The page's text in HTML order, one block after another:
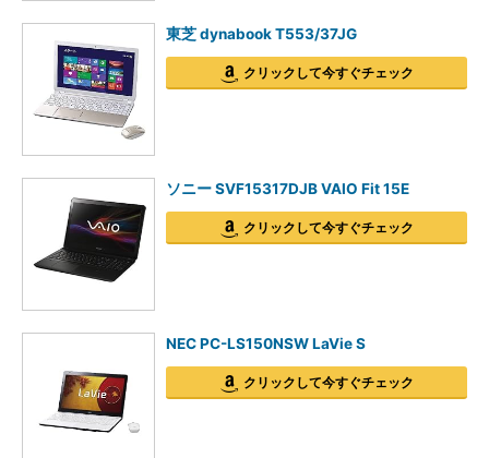
東芝 dynabook T553/37JG
クリックして今すぐチェック
ソニー SVF15317DJB VAIO Fit 15E
クリックして今すぐチェック
NEC PC-LS150NSW LaVie S
クリックして今すぐチェック